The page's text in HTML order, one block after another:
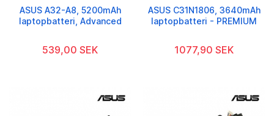
ASUS A32-A8, 5200mAh
laptopbatteri, Advanced
539,00 SEK
ASUS C31N1806, 3640mAh
laptopbatteri - PREMIUM
1077,90 SEK